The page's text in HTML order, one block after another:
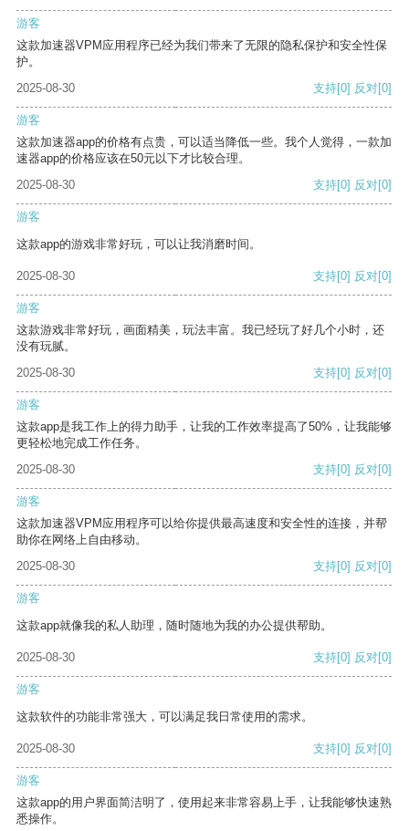
游客
这款加速器VPM应用程序已经为我们带来了无限的隐私保护和安全性保
护。
2025-08-30
支持[0] 反对[0]
游客
这款加速器app的价格有点贵，可以适当降低一些。我个人觉得，一款加
速器app的价格应该在50元以下才比较合理。
2025-08-30
支持[0] 反对[0]
游客
这款app的游戏非常好玩，可以让我消磨时间。
2025-08-30 支持[0] 反对[0]
游客
这款游戏非常好玩，画面精美，玩法丰富。我已经玩了好几个小时，还
没有玩腻。
2025-08-30
支持[0] 反对[0]
游客
这款app是我工作上的得力助手，让我的工作效率提高了50%，让我能够
更轻松地完成工作任务。
2025-08-30
支持[0] 反对[0]
游客
这款加速器VPM应用程序可以给你提供最高速度和安全性的连接，并帮
助你在网络上自由移动。
2025-08-30
支持[0] 反对[0]
游客
这款app就像我的私人助理，随时随地为我的办公提供帮助。
2025-08-30 支持[0] 反对[0]
游客
这款软件的功能非常强大，可以满足我日常使用的需求。
2025-08-30 支持[0] 反对[0]
游客
这款app的用户界面简洁明了，使用起来非常容易上手，让我能够快速熟
悉操作。